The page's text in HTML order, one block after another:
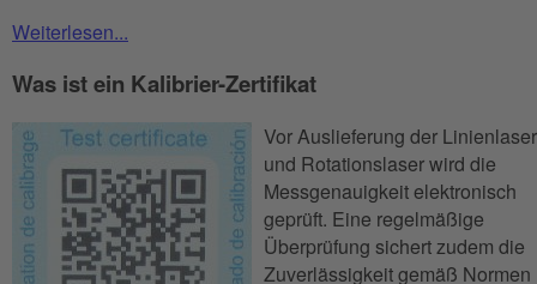
Weiterlesen...
Was ist ein Kalibrier-Zertifikat
Vor Auslieferung der Linienlaser
und Rotationslaser wird die
Messgenauigkeit elektronisch
geprüft. Eine regelmäßige
Überprüfung sichert zudem die
Zuverlässigkeit gemäß Normen